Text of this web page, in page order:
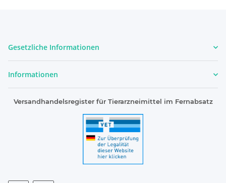
Gesetzliche Informationen
Informationen
Versandhandelsregister für Tierarzneimittel im Fernabsatz